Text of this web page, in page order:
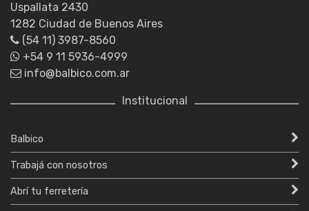
Uspallata 2430
1282 Ciudad de Buenos Aires
(54 11) 3987-8560
+54 9 11 5936-4999
info@balbico.com.ar
Institucional
Balbico
Trabajá con nosotros
Abrí tu ferretería